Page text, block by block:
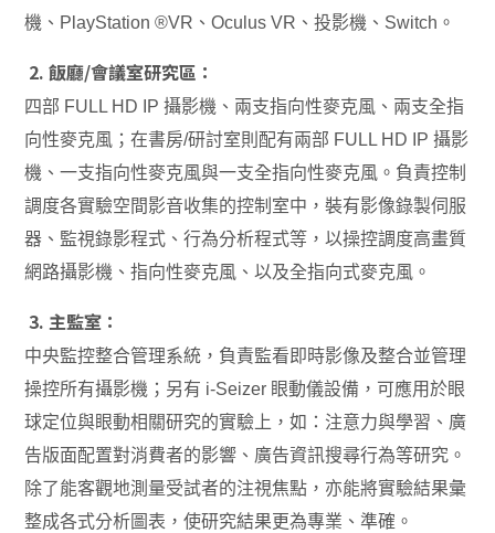
機、PlayStation ®VR、Oculus VR、投影機、Switch。
2. 飯廳/會議室研究區：
四部 FULL HD IP 攝影機、兩支指向性麥克風、兩支全指
向性麥克風；在書房/研討室則配有兩部 FULL HD IP 攝影
機、一支指向性麥克風與一支全指向性麥克風。負責控制
調度各實驗空間影音收集的控制室中，裝有影像錄製伺服
器、監視錄影程式、行為分析程式等，以操控調度高畫質
網路攝影機、指向性麥克風、以及全指向式麥克風。
3. 主監室：
中央監控整合管理系統，負責監看即時影像及整合並管理
操控所有攝影機；另有 i-Seizer 眼動儀設備，可應用於眼
球定位與眼動相關研究的實驗上，如：注意力與學習、廣
告版面配置對消費者的影響、廣告資訊搜尋行為等研究。
除了能客觀地測量受試者的注視焦點，亦能將實驗結果彙
整成各式分析圖表，使研究結果更為專業、準確。